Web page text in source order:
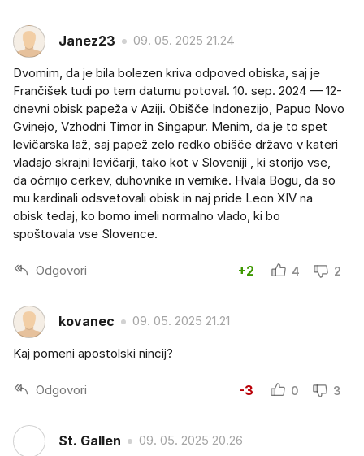
Janez23 09. 05. 2025 21.24
Dvomim, da je bila bolezen kriva odpoved obiska, saj je
Frančišek tudi po tem datumu potoval. 10. sep. 2024 — 12-
dnevni obisk papeža v Aziji. Obišče Indonezijo, Papuo Novo
Gvinejo, Vzhodni Timor in Singapur. Menim, da je to spet
levičarska laž, saj papež zelo redko obišče državo v kateri
vladajo skrajni levičarji, tako kot v Sloveniji , ki storijo vse,
da očrnijo cerkev, duhovnike in vernike. Hvala Bogu, da so
mu kardinali odsvetovali obisk in naj pride Leon XIV na
obisk tedaj, ko bomo imeli normalno vlado, ki bo
spoštovala vse Slovence.
Odgovori +2 4 2
kovanec 09. 05. 2025 21.21
Kaj pomeni apostolski nincij?
Odgovori -3 0 3
St. Gallen 09. 05. 2025 20.26